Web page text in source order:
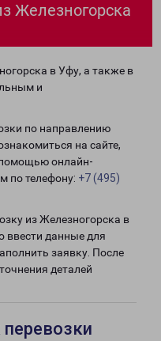
Железногорска
в Уфу, а также в
и
по направлению
на сайте,
помощью онлайн-
по телефону: +7 (495)
из Железногорска в
ввести данные для
заявку. После
деталей